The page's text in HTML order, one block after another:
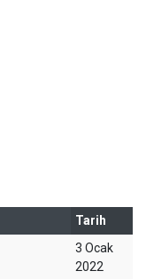
Tarih
3 Ocak
2022